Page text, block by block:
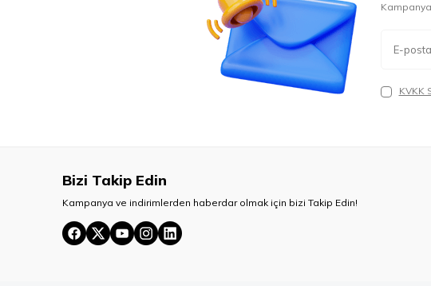
KVKK
Bizi Takip Edin
Kampanya ve indirimlerden haberdar olmak için bizi Takip Edin!